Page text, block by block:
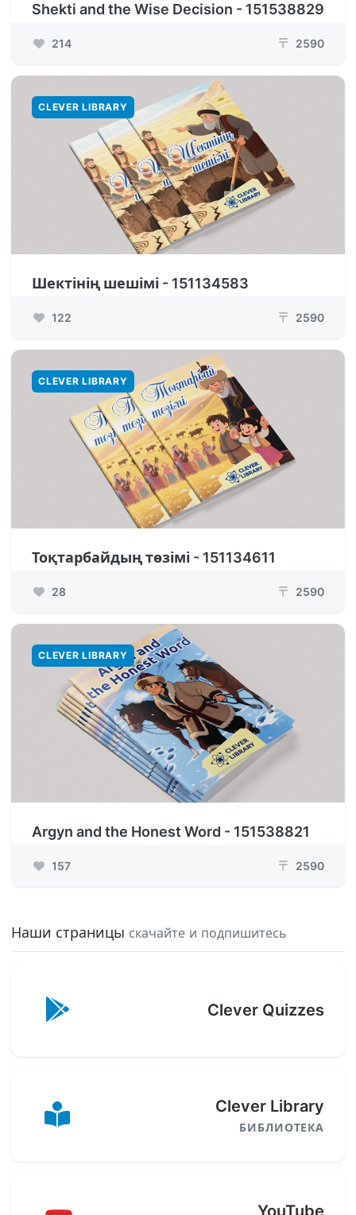
Shekti and the Wise Decision - 151538829
214 ₸ 2590
CLEVER LIBRARY
Шектінің шешімі - 151134583
122 ₸ 2590
CLEVER LIBRARY
Тоқтарбайдың төзімі - 151134611
28 ₸ 2590
CLEVER LIBRARY
Argyn and the Honest Word - 151538821
157 ₸ 2590
Наши страницы скачайте и подпишитесь
Clever Quizzes
Clever Library
БИБЛИОТЕКА
YouTube